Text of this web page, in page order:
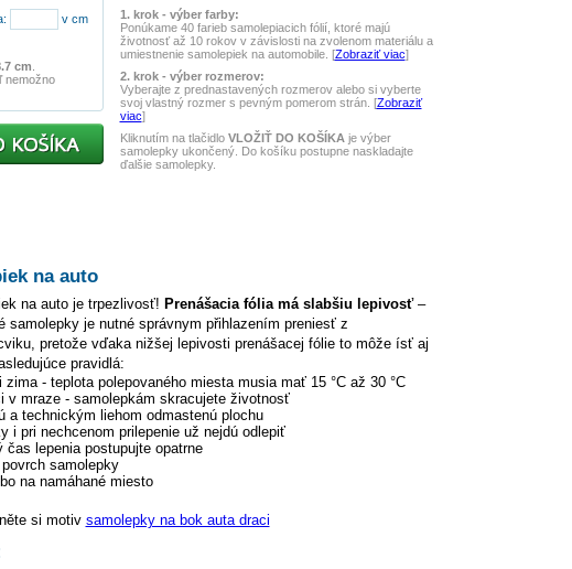
1. krok - výber farby:
Ponúkame 40 farieb samolepiacich fólií, ktoré majú
životnosť až 10 rokov v závislosti na zvolenom materiálu a
umiestnenie samolepiek na automobile. [Zobraziť viac]
2. krok - výber rozmerov:
Vyberajte z prednastavených rozmerov alebo si vyberte
svoj vlastný rozmer s pevným pomerom strán. [Zobraziť
viac]
Kliknutím na tlačidlo VLOŽIŤ DO KOŠÍKA je výber
samolepky ukončený. Do košíku postupne naskladajte
ďalšie samolepky.
v cm
cm
nemožno
na auto
na auto je trpezlivosť! Prenášacia fólia má slabšiu lepivosť–
je nutné správnym přihlazením preniesť z
pretože vďaka nižšej lepivosti prenášacej fólie to môže ísť aj
pravidlá:
- teplota polepovaného miesta musia mať 15 °C až 30 °C
v mraze - samolepkám skracujete životnosť
a technickým liehom odmastenú plochu
i pri nechcenom prilepenie už nejdú odlepiť
lepenia postupujte opatrne
samolepky
na namáhané miesto
si motiv samolepky na bok auta draci